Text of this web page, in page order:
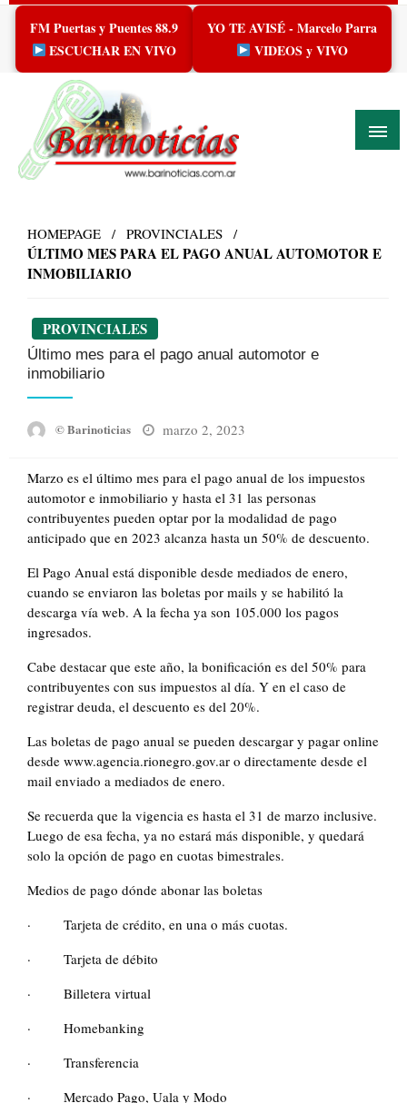
Skip
content
FM Puertas y Puentes 88.9
ESCUCHAR EN VIVO
YO TE AVISÉ - Marcelo Parra
VIDEOS y VIVO
HOMEPAGE PROVINCIALES
ÚLTIMO MES PARA EL PAGO ANUAL AUTOMOTOR E
INMOBILIARIO
PROVINCIALES
Último mes para el pago anual automotor e
inmobiliario
© Barinoticias
Posted
marzo 2, 2023
Marzo es el último mes para el pago anual de los impuestos
automotor e inmobiliario y hasta el 31 las personas
contribuyentes pueden optar por la modalidad de pago
anticipado que en 2023 alcanza hasta un 50% de descuento.
El Pago Anual está disponible desde mediados de enero,
cuando se enviaron las boletas por mails y se habilitó la
descarga vía web. A la fecha ya son 105.000 los pagos
ingresados.
Cabe destacar que este año, la bonificación es del 50% para
contribuyentes con sus impuestos al día. Y en el caso de
registrar deuda, el descuento es del 20%.
Las boletas de pago anual se pueden descargar y pagar online
desde www.agencia.rionegro.gov.ar o directamente desde el
mail enviado a mediados de enero.
Se recuerda que la vigencia es hasta el 31 de marzo inclusive.
Luego de esa fecha, ya no estará más disponible, y quedará
solo la opción de pago en cuotas bimestrales.
Medios de pago dónde abonar las boletas
· Tarjeta de crédito, en una o más cuotas.
· Tarjeta de débito
· Billetera virtual
· Homebanking
· Transferencia
· Mercado Pago, Uala y Modo